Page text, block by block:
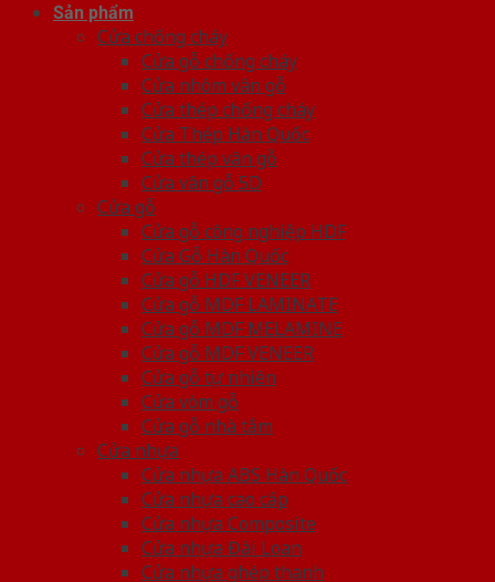
Sản phẩm
Cửa chống cháy
Cửa gỗ chống cháy
Cửa nhôm vân gỗ
Cửa thép chống cháy
Cửa Thép Hàn Quốc
Cửa thép vân gỗ
Cửa vân gỗ 5D
Cửa gỗ
Cửa gỗ công nghiệp HDF
Cửa Gỗ Hàn Quốc
Cửa gỗ HDF VENEER
Cửa gỗ MDF LAMINATE
Cửa gỗ MDF MELAMINE
Cửa gỗ MDF VENEER
Cửa gỗ tự nhiên
Cửa vòm gỗ
Cửa gỗ nhà tắm
Cửa nhựa
Cửa nhựa ABS Hàn Quốc
Cửa nhựa cao cấp
Cửa nhựa Composite
Cửa nhựa Đài Loan
Cửa nhựa ghép thanh